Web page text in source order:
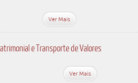
Ver Mais
e Transporte de Valores
Ver Mais